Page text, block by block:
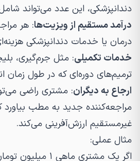
دندانپزشکی، این عدد می‌تواند
درآمد مستقیم از ویزیت‌ها: هر
درمان یا خدمات دندانپزشکی
خدمات تکمیلی: مثل جرم‌گیری،
ترمیم‌های دوره‌ای که در طول زمان
ارجاع به دیگران: مشتری راضی
مراجعه‌کننده جدید به مطب
غیرمستقیم ارزش‌آفرینی می‌کند.
مثال عملی:
اگر یک مشتری ماهی